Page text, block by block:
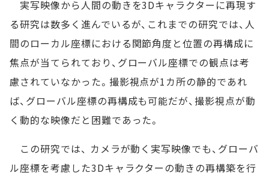
実写映像から人間の動きを3Dキャラクターに再現す
る研究は数多く進んでいるが、これまでの研究では、人
間のローカル座標における関節角度と位置の再構成に
焦点が当てられており、グローバル座標での観点は考
慮されていなかった。撮影視点が1カ所の静的であれ
ば、グローバル座標の再構成も可能だが、撮影視点が動
く動的な映像だと困難であった。
この研究では、 カメラが動く実写映像でも、グローバ
ル座標を考慮した3Dキャラクターの動きの再構築を行